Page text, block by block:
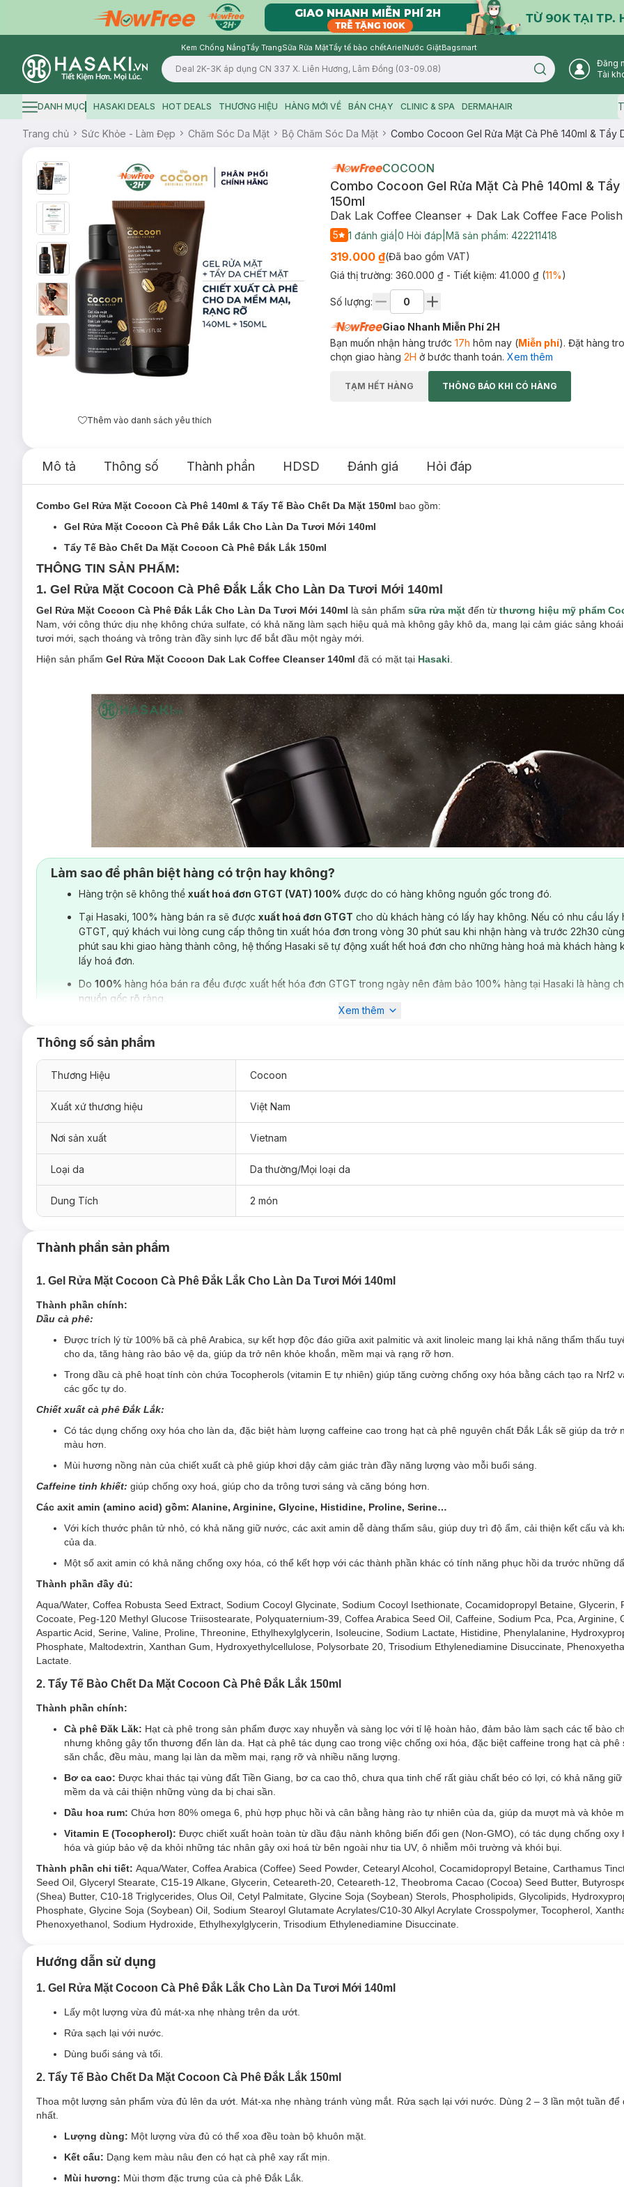
Kem Chống NắngTẩy TrangSữa Rửa MặtTẩy tế bào chếtArielNước GiặtBagsmart
Logo
Search icon
Đăng
Tài
Hamburger icon
DANH MỤC HASAKI DEALS HOT DEALS THƯƠNG HIỆU HÀNG MỚI VỀ BÁN CHẠY CLINIC & SPA DERMAHAIR
Trang chủ Sức Khỏe - Làm Đẹp Chăm Sóc Da Mặt Bộ Chăm Sóc Da Mặt Combo Cocoon Gel Rửa Mặt Cà Phê 140ml & Tẩy
Thêm vào danh sách yêu thích
COCOON
Combo Cocoon Gel Rửa Mặt Cà Phê 140ml &
150ml
Dak Lak Coffee Cleanser + Dak Lak Coffee Face Polish
5 1 đánh giá 0 Hỏi đáp Mã sản phẩm: 422211418
319.000 ₫(Đã bao gồm VAT)
Giá thị trường: 360.000 ₫ - Tiết kiệm: 41.000 ₫(11%)
Số lượng:
Giao Nhanh Miễn Phí 2H
Bạn muốn nhận hàng trước 17h hôm nay (Miễn phí). Đặt hàng
chọn giao hàng 2H ở bước thanh toán. Xem thêm
TẠM HẾT HÀNG THÔNG BÁO KHI CÓ HÀNG
Mô tả Thông số Thành phần HDSD Đánh giá Hỏi đáp
Combo Gel Rửa Mặt Cocoon Cà Phê 140ml & Tẩy Tế Bào Chết Da Mặt 150ml bao gồm:
Gel Rửa Mặt Cocoon Cà Phê Đắk Lắk Cho Làn Da Tươi Mới 140ml
Tẩy Tế Bào Chết Da Mặt Cocoon Cà Phê Đắk Lắk 150ml
THÔNG TIN SẢN PHẨM:
1. Gel Rửa Mặt Cocoon Cà Phê Đắk Lắk Cho Làn Da Tươi Mới 140ml
Gel Rửa Mặt Cocoon Cà Phê Đắk Lắk Cho Làn Da Tươi Mới 140ml là sản phẩm sữa rửa mặt đến từ thương hiệu mỹ phẩm
Nam, với công thức dịu nhẹ không chứa sulfate, có khả năng làm sạch hiệu quả mà không gây khô da, mang lại cảm giác sảng
tươi mới, sạch thoáng và trông tràn đầy sinh lực để bắt đầu một ngày mới.
Hiện sản phẩm Gel Rửa Mặt Cocoon Dak Lak Coffee Cleanser 140ml đã có mặt tại Hasaki
Loại da phù hợp:
Sản phẩm thích hợp cho mọi loại da.
Giải pháp cho tình trạng da:
Dành cho da vào buổi sáng.
Làn da mệt mỏi, thiếu sức sống.
Ưu thế nổi bật:
Dầu cà phê:
Được trích lý từ 100% bã cà phê Arabica, sự kết hợp độc đáo giữa axit palmitic và axit linoleic mang lại khả năng thẩm
nước cho da, tăng hàng rào bảo vệ da, giúp da trở nên khỏe khoắn, mềm mại và rạng rỡ hơn.
Trong dầu cà phê hoạt tính còn chứa Tocopherols (vitamin E tự nhiên) giúp tăng cường chống oxy hóa bằng cách tạo ra
Có tác dụng chống oxy hóa cho làn da, đặc biệt hàm lượng caffeine cao trong hạt cà phê nguyên chất Đắk Lắk sẽ giúp
Các axit amin (amino acid) gồm: Alanine, Arginine, Glycine, Histidine, Proline, Serine…
Với kích thước phân tử nhỏ, có khả năng giữ nước, các axit amin dễ dàng thấm sâu, giúp duy trì độ ẩm, cải thiện kết cấu
phục hồi của da.
hóa.
Độ an toàn:
Không chứa cồn, không sulfate, không dầu khoáng, không paraben
2. Tẩy Tế Bào Chết Da Mặt Cocoon Cà Phê Đắk Lắk 150ml
Làm Sạch Da Chết Cho Mặt Cocoon TừCà Phê Đắk Lắk 150ml là dòngtẩy da chết cho mặt chứa thành phần từ hạt cà phê
giàu cafeine hòa quyện vớibơ cacao Tiền Giang giúp loại bỏ lớp tế bào chết già cỗi và xỉn màu, đánh thức làn da tươi mới, mang lại
ngay sau lần đầu sử dụng, làn da sáng mịn, đều màu trông thấy.
Hiện sản phẩm tẩyTế Bào Chết Da Mặt Cocoon Dak Lak Coffee Face Polish 150mlđã có mặt tại Hasaki.
Loại da phù hợp:
Sản phẩm phù hợp với mọi loại da.
Giải pháp cho tình trạng da:
Daxỉn màu & thâm sạm
Da có nhiều lớp sừng, bong tróc, vẩy chết trên da.
Ưu thế nổi bật:
Hạt cà phê Đăk Lăk siêu mịn giúp lấy đi các lớp da chết trên da mà không gây tổn thương, đau rát làn da.
nhiều năng lượng.
Bơ ca caogiàu chất béo có lợi, có khả năng giữ ẩm cao, làm mềm da và cải thiện những vùng da bị chai sần.
Dầu hoa rumchứa hơn 80% omega 6, phục hồi và cân bằng hàng rào tự nhiên của da, giúp da mượt mà và khỏe mạnh hơn.
Làm sao để phân biệt hàng có trộn hay không?
Hàng trộn sẽ không thể xuất hoá đơn GTGT (VAT) 100% được do có hàng không nguồn gốc trong đó.
Tại Hasaki, 100% hàng bán ra sẽ được xuất hoá đơn GTGT cho dù khách hàng có lấy hay không. Nếu có nhu cầu lấy
GTGT, quý khách vui lòng cung cấp thông tin xuất hóa đơn trong vòng 30 phút sau khi nhận hàng và trước 22h30
phút sau khi giao hàng thành công, hệ thống Hasaki sẽ tự động xuất hết hoá đơn cho những hàng hoá mà khách hàng
lấy hoá đơn.
Do 100% hàng hóa bán ra đều được xuất hết hóa đơn GTGT trong ngày nên đảm bảo 100% hàng tại Hasaki là hàng
nguồn gốc rõ ràng.
Xem thêm
Thông số sản phẩm
Thương Hiệu Cocoon
Xuất xứ thương hiệu Việt Nam
Nơi sản xuất Vietnam
Loại da Da thường/Mọi loại da
Dung Tích 2 món
Thành phần sản phẩm
1. Gel Rửa Mặt Cocoon Cà Phê Đắk Lắk Cho Làn Da Tươi Mới 140ml
Thành phần chính:
Dầu cà phê:
Được trích lý từ 100% bã cà phê Arabica, sự kết hợp độc đáo giữa axit palmitic và axit linoleic mang lại khả năng thẩm thấu
cho da, tăng hàng rào bảo vệ da, giúp da trở nên khỏe khoắn, mềm mại và rạng rỡ hơn.
Trong dầu cà phê hoạt tính còn chứa Tocopherols (vitamin E tự nhiên) giúp tăng cường chống oxy hóa bằng cách tạo ra Nrf2
các gốc tự do.
Chiết xuất cà phê Đắk Lắk:
Có tác dụng chống oxy hóa cho làn da, đặc biệt hàm lượng caffeine cao trong hạt cà phê nguyên chất Đắk Lắk sẽ giúp da trở
màu hơn.
Mùi hương nồng nàn của chiết xuất cà phê giúp khơi dậy cảm giác tràn đầy năng lượng vào mỗi buổi sáng.
Caffeine tinh khiết: giúp chống oxy hoá, giúp cho da trông tươi sáng và căng bóng hơn.
Các axit amin (amino acid) gồm: Alanine, Arginine, Glycine, Histidine, Proline, Serine…
Với kích thước phân tử nhỏ, có khả năng giữ nước, các axit amin dễ dàng thấm sâu, giúp duy trì độ ẩm, cải thiện kết cấu và
của da.
Một số axit amin có khả năng chống oxy hóa, có thể kết hợp với các thành phần khác có tính năng phục hồi da trước những
Thành phần đầy đủ:
Aqua/Water, Coffea Robusta Seed Extract, Sodium Cocoyl Glycinate, Sodium Cocoyl Isethionate, Cocamidopropyl Betaine, Glycerin,
Cocoate, Peg-120 Methyl Glucose Triisostearate, Polyquaternium-39, Coffea Arabica Seed Oil, Caffeine, Sodium Pca, Pca, Arginine,
Aspartic Acid, Serine, Valine, Proline, Threonine, Ethylhexylglycerin, Isoleucine, Sodium Lactate, Histidine, Phenylalanine,
Phosphate, Maltodextrin, Xanthan Gum, Hydroxyethylcellulose, Polysorbate 20, Trisodium Ethylenediamine Disuccinate,
Lactate.
2. Tẩy Tế Bào Chết Da Mặt Cocoon Cà Phê Đắk Lắk 150ml
Thành phần chính:
Cà phê Đăk Lăk: Hạt cà phê trong sản phẩm được xay nhuyễn và sàng lọc với tỉ lệ hoàn hảo, đảm bảo làm sạch các tế bào
nhưng không gây tổn thương đến làn da. Hạt cà phê tác dụng cao trong việc chống oxi hóa, đặc biệt caffeine trong hạt cà phê
săn chắc, đều màu, mang lại làn da mềm mại, rạng rỡ và nhiều năng lượng.
Bơ ca cao: Được khai thác tại vùng đất Tiền Giang, bơ ca cao thô, chưa qua tinh chế rất giàu chất béo có lợi, có khả năng giữ
mềm da và cải thiện những vùng da bị chai sần.
Dầu hoa rum: Chứa hơn 80% omega 6, phù hợp phục hồi và cân bằng hàng rào tự nhiên của da, giúp da mượt mà và khỏe
Vitamin E (Tocopherol): Được chiết xuất hoàn toàn từ dầu đậu nành không biến đổi gen (Non-GMO), có tác dụng chống oxy
hóa và giúp bảo vệ da khỏi những tác nhân gây oxi hoá từ bên ngoài như tia UV, ô nhiễm môi trường và khói bụi.
Thành phần chi tiết: Aqua/Water, Coffea Arabica (Coffee) Seed Powder, Cetearyl Alcohol, Cocamidopropyl Betaine, Carthamus
Seed Oil, Glyceryl Stearate, C15-19 Alkane, Glycerin, Ceteareth-20, Ceteareth-12, Theobroma Cacao (Cocoa) Seed Butter,
(Shea) Butter, C10-18 Triglycerides, Olus Oil, Cetyl Palmitate, Glycine Soja (Soybean) Sterols, Phospholipids, Glycolipids,
Phosphate, Glycine Soja (Soybean) Oil, Sodium Stearoyl Glutamate Acrylates/C10-30 Alkyl Acrylate Crosspolymer, Tocopherol,
Phenoxyethanol, Sodium Hydroxide, Ethylhexylglycerin, Trisodium Ethylenediamine Disuccinate.
Hướng dẫn sử dụng
1. Gel Rửa Mặt Cocoon Cà Phê Đắk Lắk Cho Làn Da Tươi Mới 140ml
Lấy một lượng vừa đủ mát-xa nhẹ nhàng trên da ướt.
Rửa sạch lại với nước.
Dùng buổi sáng và tối.
2. Tẩy Tế Bào Chết Da Mặt Cocoon Cà Phê Đắk Lắk 150ml
Thoa một lượng sản phẩm vừa đủ lên da ướt. Mát-xa nhẹ nhàng tránh vùng mắt. Rửa sạch lại với nước. Dùng 2 – 3 lần một tuần để
nhất.
Lượng dùng: Một lượng vừa đủ có thể xoa đều toàn bộ khuôn mặt.
Kết cấu: Dạng kem màu nâu đen có hạt cà phê xay rất mịn.
Mùi hương: Mùi thơm đặc trưng của cà phê Đắk Lắk.